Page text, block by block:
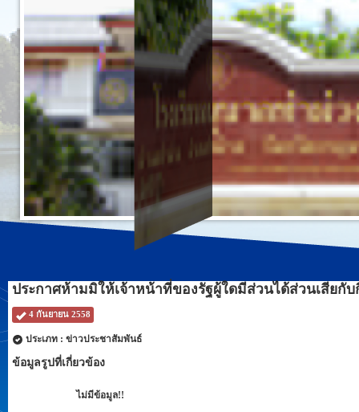
ประกาศห้ามมิให้เจ้าหน้าที่ของรัฐผู้ใดมีส่วนได้ส่วนเสียกับ
4 กันยายน 2558
ประเภท : ข่าวประชาสัมพันธ์
ข้อมูลรูปที่เกี่ยวข้อง
ไม่มีข้อมูล!!